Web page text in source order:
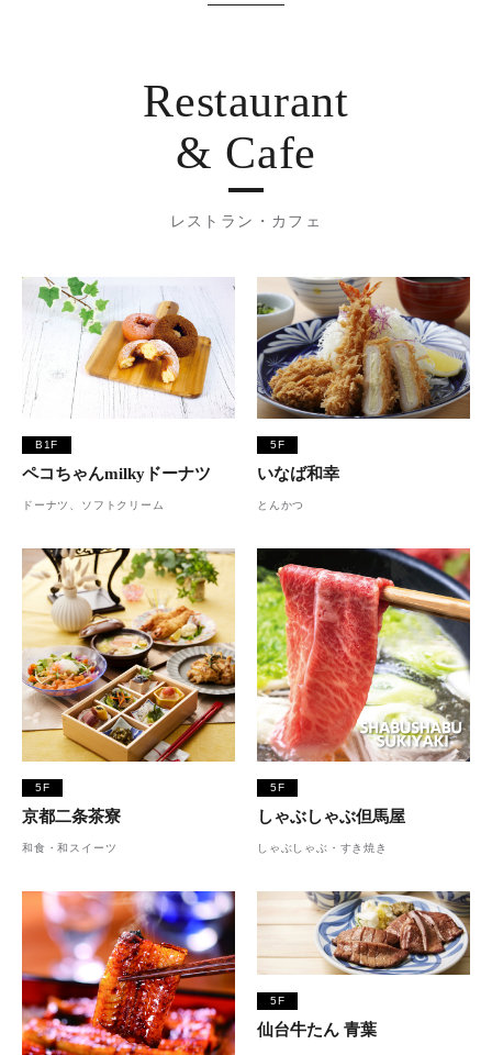
Restaurant
& Cafe
レストラン・カフェ
B1F
ペコちゃんmilkyドーナツ
ドーナツ、ソフトクリーム
5F
いなば和幸
とんかつ
5F
京都二条茶寮
和食・和スイーツ
5F
しゃぶしゃぶ但馬屋
しゃぶしゃぶ・すき焼き
5F
仙台牛たん 青葉